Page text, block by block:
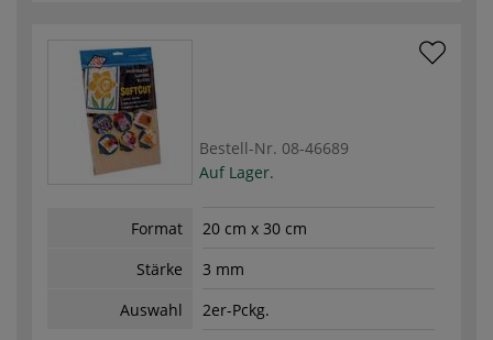
Bestell-Nr. 08-46689
Auf Lager.
Format
20 cm x 30 cm
Stärke
3 mm
Auswahl
2er-Pckg.